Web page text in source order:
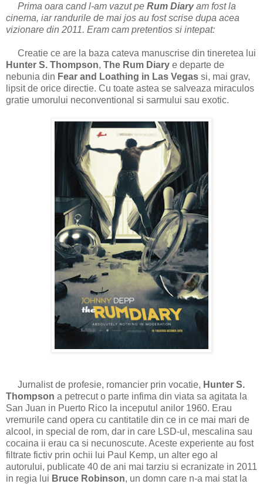
Prima oara cand l-am vazut pe Rum Diaryam fost la
cinema, iar randurile de mai jos au fost scrise dupa acea
vizionare din 2011. Eram cam pretentios si intepat:
Creatie ce are la baza cateva manuscrise din tineretea lui
Hunter S. Thompson, The Rum Diary e departe de
nebunia din Fear and Loathing in Las Vegas si, mai grav,
lipsit de orice directie. Cu toate astea se salveaza miraculos
gratie umorului neconventional si sarmului sau exotic.
Jurnalist de profesie, romancier prin vocatie, Hunter S.
Thompson a petrecut o parte infima din viata sa agitata la
San Juan in Puerto Rico la inceputul anilor 1960. Erau
vremurile cand opera cu cantitatile din ce in ce mai mari de
alcool, in special de rom, dar in care LSD-ul, mescalina sau
cocaina ii erau ca si necunoscute. Aceste experiente au fost
filtrate fictiv prin ochii lui Paul Kemp, un alter ego al
autorului, publicate 40 de ani mai tarziu si ecranizate in 2011
in regia lui Bruce Robinson, un domn care n-a mai stat la